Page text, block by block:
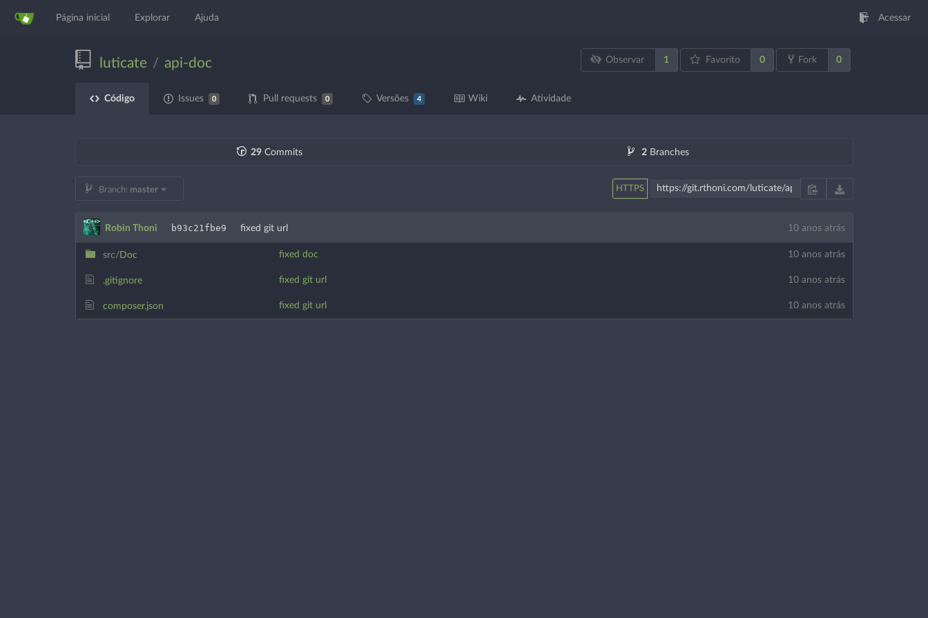
Página inicial Explorar Ajuda Acessar
luticate / api-doc Observar 1 Favorito 0 Fork 0
Código Issues 0 Pull requests 0 Versões 4 Wiki Atividade
29 Commits 2Branches
Branch: master HTTPS
Robin Thoni b93c21fbe9 fixed git url 10 anos atrás
src/Doc fixed doc 10 anos atrás
.gitignore fixed git url 10 anos atrás
composer.json fixed git url 10 anos atrás